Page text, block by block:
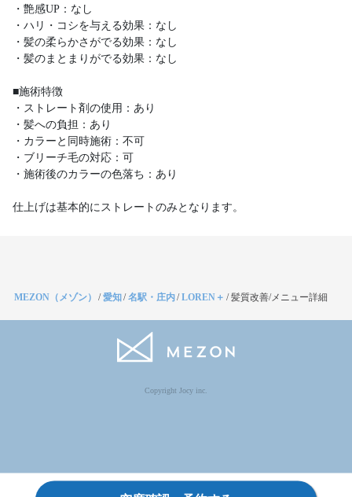
・艶感UP：なし
・ハリ・コシを与える効果：なし
・髪の柔らかさがでる効果：なし
・髪のまとまりがでる効果：なし
■施術特徴
・ストレート剤の使用：あり
・髪への負担：あり
・カラーと同時施術：不可
・ブリーチ毛の対応：可
・施術後のカラーの色落ち：あり
仕上げは基本的にストレートのみとなります。
MEZON（メゾン） /愛知/名駅・庄内/LOREN＋ /髪質改善/メニュー詳細
Copyright Jocy inc.